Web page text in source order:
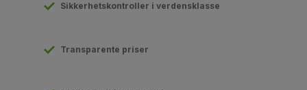
Sikkerhetskontroller i verdensklasse
Transparente priser